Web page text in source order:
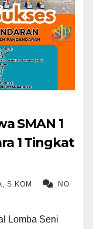
SMAN 1
1 Tingkat
S.KOM NO
Lomba Seni